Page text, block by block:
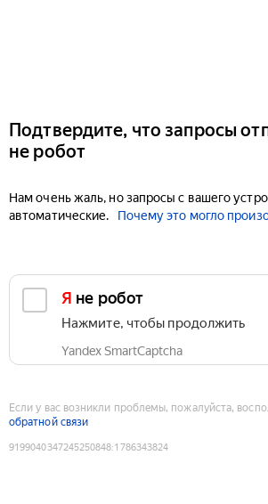
Подтвердите, что запросы
не робот
Нам очень жаль, но запросы с вашего
автоматические.
Почему это могло
Я не робот
Нажмите, чтобы продолжить
Yandex SmartCaptcha
Если у вас возникли проблемы, пожалуйста,
обратной связи
9199040347245250848:1786343824